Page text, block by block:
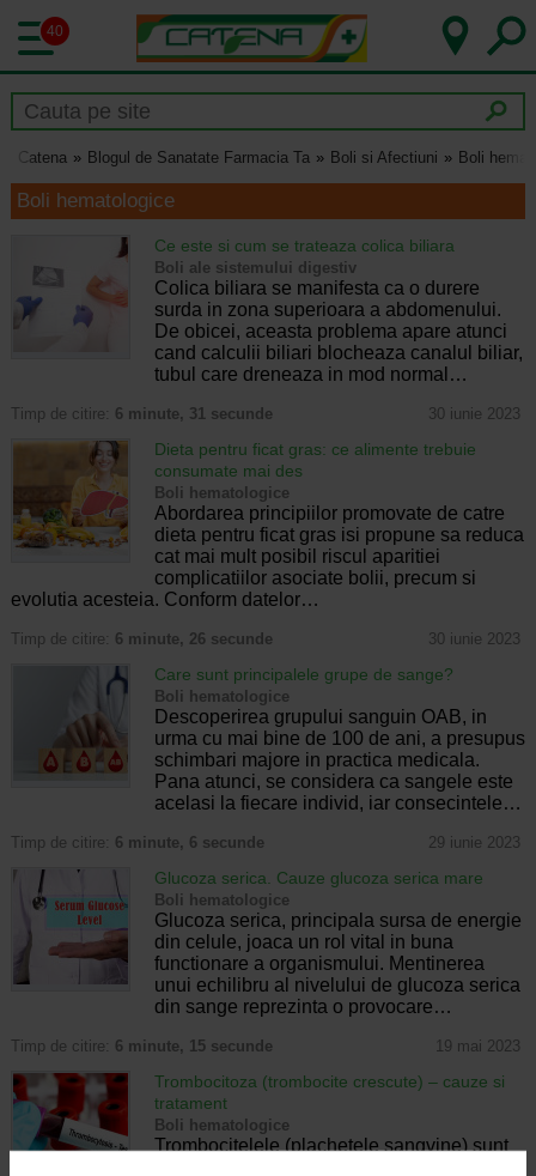
40
Catena Blogul de Sanatate Farmacia Ta Boli si Afectiuni Boli
Boli hematologice
Ce este si cum se trateaza colica biliara
Boli ale sistemului digestiv
Colica biliara se manifesta ca o durere
surda in zona superioara a abdomenului.
De obicei, aceasta problema apare atunci
cand calculii biliari blocheaza canalul biliar,
tubul care dreneaza in mod normal…
Timp de citire: 6 minute, 31 secunde 30 iunie 2023
Dieta pentru ficat gras: ce alimente trebuie
consumate mai des
Boli hematologice
Abordarea principiilor promovate de catre
dieta pentru ficat gras isi propune sa reduca
cat mai mult posibil riscul aparitiei
complicatiilor asociate bolii, precum si
evolutia acesteia. Conform datelor…
Timp de citire: 6 minute, 26 secunde 30 iunie 2023
Care sunt principalele grupe de sange?
Boli hematologice
Descoperirea grupului sanguin OAB, in
urma cu mai bine de 100 de ani, a presupus
schimbari majore in practica medicala.
Pana atunci, se considera ca sangele este
acelasi la fiecare individ, iar consecintele…
Timp de citire: 6 minute, 6 secunde 29 iunie 2023
Glucoza serica. Cauze glucoza serica mare
Boli hematologice
Glucoza serica, principala sursa de energie
din celule, joaca un rol vital in buna
functionare a organismului. Mentinerea
unui echilibru al nivelului de glucoza serica
din sange reprezinta o provocare…
Timp de citire: 6 minute, 15 secunde 19 mai 2023
Trombocitoza (trombocite crescute) – cauze si
tratament
Boli hematologice
Trombocitelele (plachetele sangvine) sunt